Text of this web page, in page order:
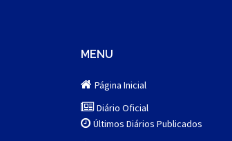
MENU
Página Inicial
Diário Oficial
Últimos Diários Publicados